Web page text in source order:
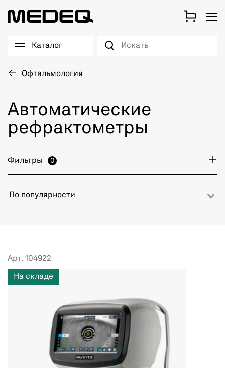
Каталог
Офтальмология
Автоматические
рефрактометры
Фильтры 0
По популярности
Арт. 104922
На складе